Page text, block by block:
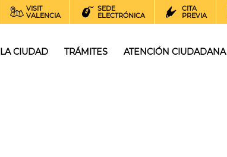
VISIT
VALENCIA
SEDE
ELECTRÓNICA
CITA
PREVIA
LA CIUDAD TRÁMITES ATENCIÓN CIUDADANA